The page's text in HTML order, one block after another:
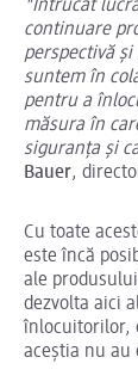
"Întrucât
continuare
perspectivă
suntem în
pentru a
măsura în
siguranța și
Bauer,
Cu toate
este încă
ale
dezvolta aici
înlocuitorilor,
aceștia nu au